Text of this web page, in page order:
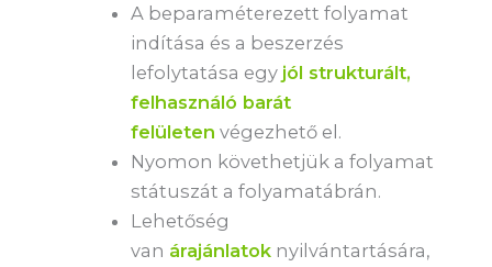
A beparaméterezett folyamat
indítása és a beszerzés
lefolytatása egy jól strukturált,
felhasználó barát
felületen végezhető el.
Nyomon követhetjük a folyamat
státuszát a folyamatábrán.
Lehetőség
van árajánlatok nyilvántartására,